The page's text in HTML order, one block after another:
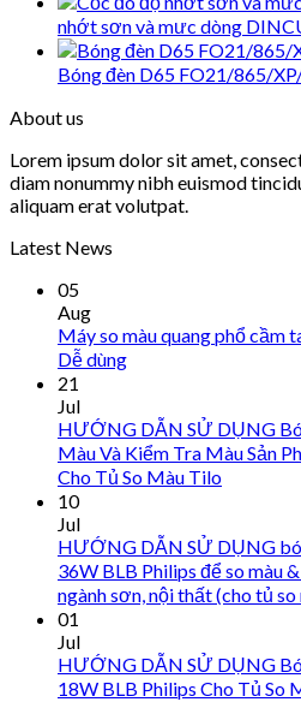
nhớt sơn và mưc dòng
Bóng đèn D65 FO21/865/
About us
Lorem ipsum dolor sit amet,
diam nonummy nibh euismod
aliquam erat volutpat.
Latest News
05
Aug
Máy so màu quang phổ cầm
Dễ dùng
21
Jul
HƯỚNG DẪN SỬ DỤNG
Màu Và Kiểm Tra Màu Sản
Cho Tủ So Màu Tilo
10
Jul
HƯỚNG DẪN SỬ DỤNG
36W BLB Philips để so màu
ngành sơn, nội thất (cho tủ
01
Jul
HƯỚNG DẪN SỬ DỤNG
18W BLB Philips Cho Tủ So